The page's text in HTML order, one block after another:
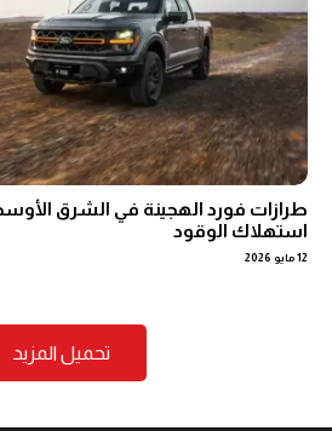
طرازات فورد الهجينة في الشرق
استهلاك الوقود
12 مايو 2026
تحميل المزيد